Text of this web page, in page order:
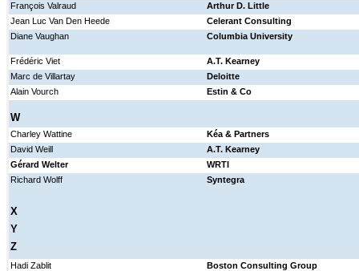
François Valraud
Arthur D. Little
Jean Luc Van Den Heede
Celerant Consulting
Diane Vaughan
Columbia University
Frédéric Viet
A.T. Kearney
Marc de Villartay
Deloitte
Alain Vourch
Estin & Co
W
Charley Wattine
Kéa & Partners
David Weill
A.T. Kearney
Gérard Welter
WRTI
Richard Wolff
Syntegra
X
Y
Z
Hadi Zablit Boston Consulting Group